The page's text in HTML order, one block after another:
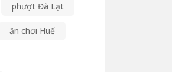
phượt Đà Lạt
ăn chơi Huế